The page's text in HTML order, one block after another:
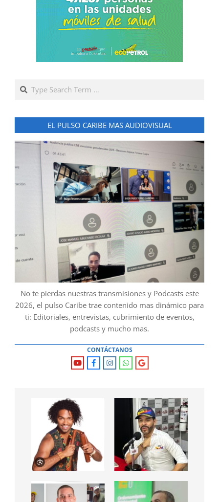
Search
EL PULSO CARIBE MAS AUDIOVISUAL
No te pierdas nuestras transmisiones y Podcasts este
2026, el pulso Caribe trae contenido mas dinámico para
ti: Editoriales, entrevistas, cubrimiento de eventos,
podcasts y mucho mas.
CONTÁCTANOS